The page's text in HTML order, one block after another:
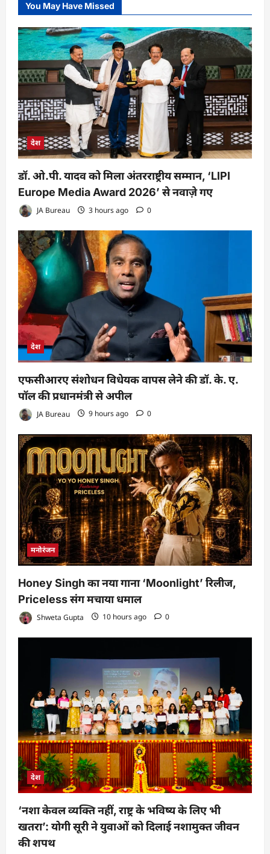
You May Have Missed
देश
डॉ. ओ.पी. यादव को मिला अंतरराष्ट्रीय सम्मान, ‘LIPI
Europe Media Award 2026’ से नवाज़े गए
JA Bureau 3 hours ago 0
देश
एफसीआरए संशोधन विधेयक वापस लेने की डॉ. के. ए.
पॉल की प्रधानमंत्री से अपील
JA Bureau 9 hours ago 0
मनोरंजन
Honey Singh का नया गाना ‘Moonlight’ रिलीज,
Priceless संग मचाया धमाल
Shweta Gupta 10 hours ago 0
देश
‘नशा केवल व्यक्ति नहीं, राष्ट्र के भविष्य के लिए भी
खतरा’: योगी सूरी ने युवाओं को दिलाई नशामुक्त जीवन
की शपथ